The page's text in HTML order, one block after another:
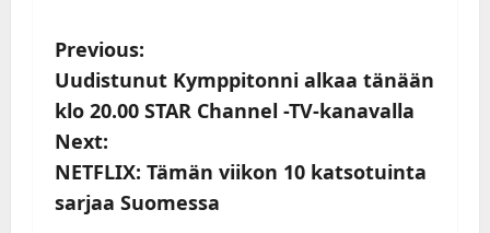
P
o
s
t
Previous:
Uudistunut Kymppitonni alkaa tänään
klo 20.00 STAR Channel -TV-kanavalla
Next:
NETFLIX: Tämän viikon 10 katsotuinta
sarjaa Suomessa